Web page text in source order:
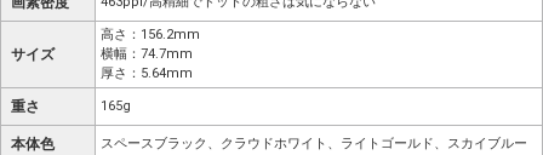
サイズ
高さ：156.2mm
横幅：74.7mm
厚さ：5.64mm
重さ 165g
本体色 スペースブラック、クラウドホワイト、ライトゴールド、スカイブルー